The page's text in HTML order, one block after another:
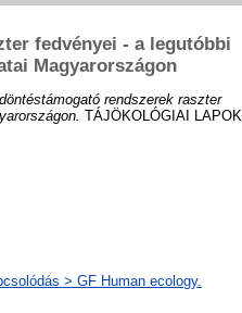
fedvényei - a legutóbbi
Magyarországon
rendszerek raszter
TÁJÖKOLÓGIAI LAPOK,
> GF Human ecology.